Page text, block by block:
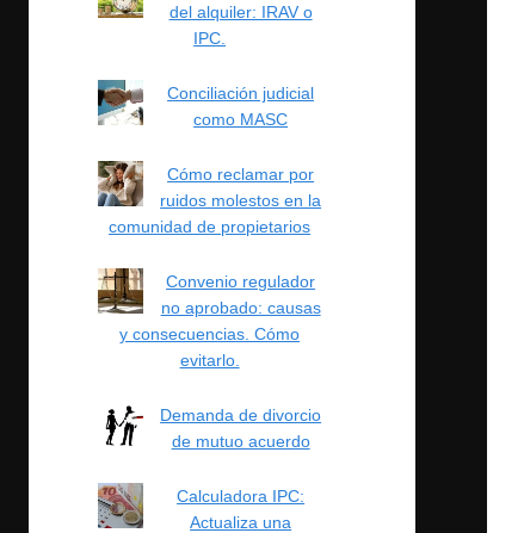
del alquiler: IRAV o
IPC.
Conciliación judicial
como MASC
Cómo reclamar por
ruidos molestos en la
comunidad de propietarios
Convenio regulador
no aprobado: causas
y consecuencias. Cómo
evitarlo.
Demanda de divorcio
de mutuo acuerdo
Calculadora IPC:
Actualiza una